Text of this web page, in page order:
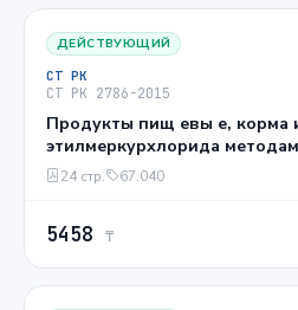
ДЕЙСТВУЮЩИЙ
СТ РК
СТ РК 2786-2015
Продукты пищ евы е, корма
этилмеркурхлорида
24 стр. 67.040
5458 ₸